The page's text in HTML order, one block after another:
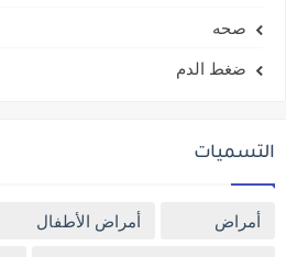
صحه
ضغط الدم
التسميات
أمراض أمراض الأطفال